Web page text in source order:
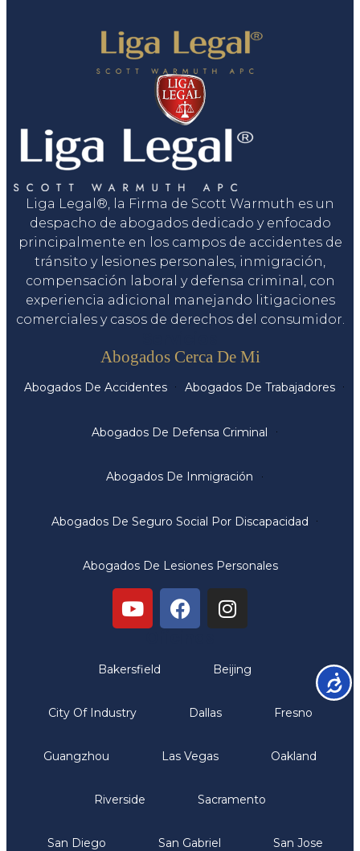
Liga Legal®, la Firma de Scott Warmuth es un
despacho de abogados dedicado y enfocado
principalmente en los campos de accidentes de
tránsito y lesiones personales, inmigración,
compensación laboral y defensa criminal, con
experiencia adicional manejando litigaciones
comerciales y casos de derechos del consumidor.
Abogados Cerca De Mi
Abogados De Accidentes Abogados De Trabajadores
Abogados De Defensa Criminal
Abogados De Inmigración
Abogados De Seguro Social Por Discapacidad
Abogados De Lesiones Personales
Bakersfield Beijing
City Of Industry Dallas Fresno
Guangzhou Las Vegas Oakland
Riverside Sacramento
San Diego San Gabriel San Jose